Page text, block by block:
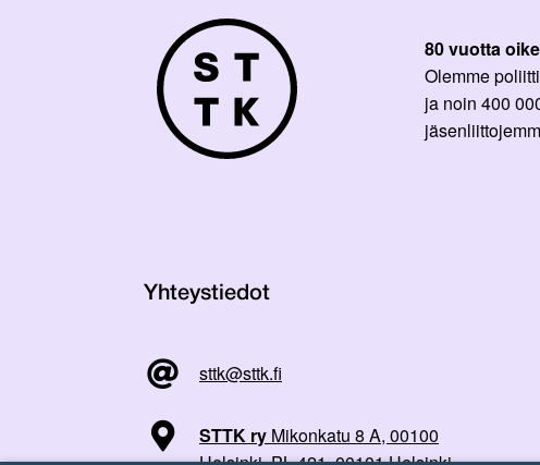
80 vuotta
Olemme
ja noin 400
Yhteystiedot
sttk@sttk.fi
STTK ry Mikonkatu 8 A, 00100